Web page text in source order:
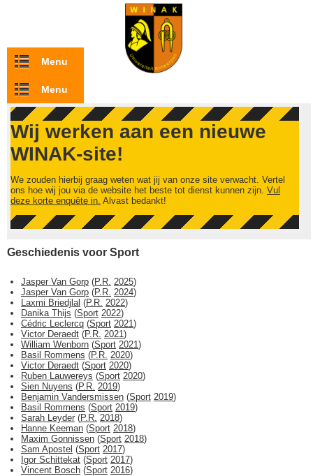
Overslaan en naar de inhoud gaan
Menu
Menu
Wij werken aan een nieuwe
WINAK-site!
We zouden hierbij graag weten wat jij van onze site verwacht. Vertel
ons hoe wij jou via de website het beste tot dienst kunnen zijn. Vul
deze korte enquête in. Alvast bedankt!
Geschiedenis voor Sport
Jasper Van Gorp (P.R. 2025)
Jasper Van Gorp (P.R. 2024)
Laxmi Briedjlal (P.R. 2022)
Danika Thijs (Sport 2022)
Cédric Leclercq (Sport 2021)
Victor Deraedt (P.R. 2021)
William Wenborn (Sport 2021)
Basil Rommens (P.R. 2020)
Victor Deraedt (Sport 2020)
Ruben Lauwereys (Sport 2020)
Sien Nuyens (P.R. 2019)
Benjamin Vandersmissen (Sport 2019)
Basil Rommens (Sport 2019)
Sarah Leyder (P.R. 2018)
Hanne Keeman (Sport 2018)
Maxim Gonnissen (Sport 2018)
Sam Apostel (Sport 2017)
Igor Schittekat (Sport 2017)
Vincent Bosch (Sport 2016)